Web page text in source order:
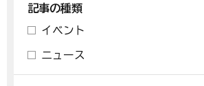
記事の種類
イベント
ニュース